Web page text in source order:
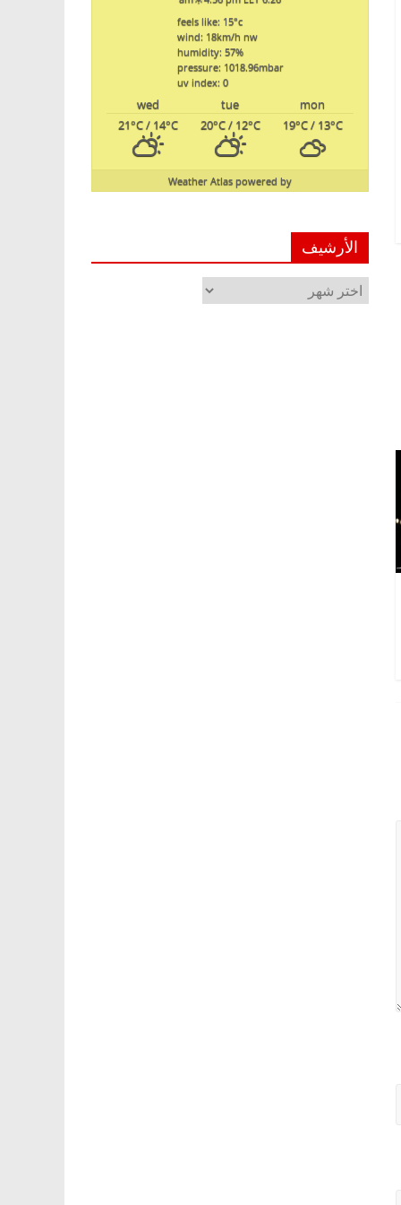
feels like: 15°c
wind: 18km/h nw
humidity: 57%
pressure: 1018.96mbar
uv index: 0
mon
tue
wed
19°C/ 13°C
20°C/ 12°C
21°C/ 14°C
powered by
Weather Atlas
الأرشيف
الأرشيف